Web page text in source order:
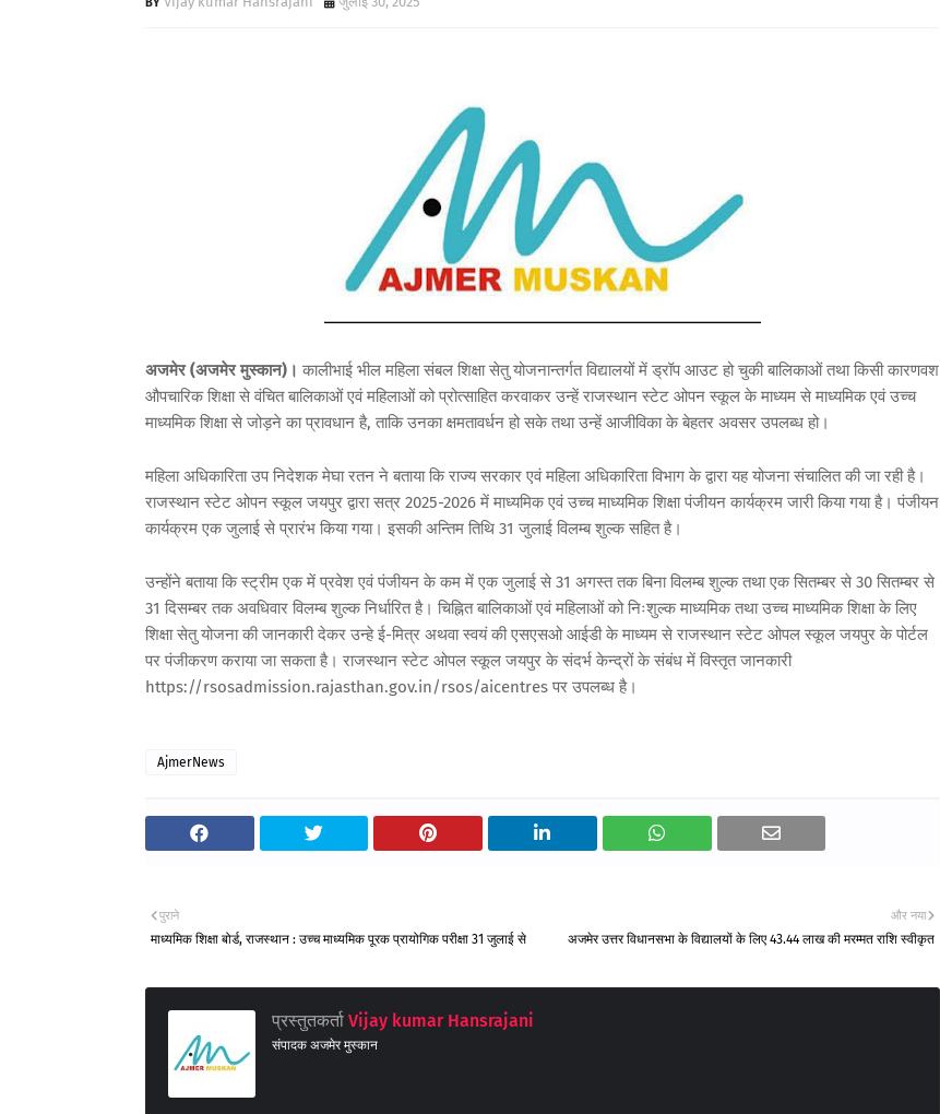
अजमेर (अजमेर मुस्कान)। कालीभाई भील महिला संबल शिक्षा सेतु योजनान्तर्गत विद्यालयों में ड्रॉप आउट हो चुकी बालिकाओं तथा किसी कारणवश
औपचारिक शिक्षा से वंचित बालिकाओं एवं महिलाओं को प्रोत्साहित करवाकर उन्हें राजस्थान स्टेट ओपन स्कूल के माध्यम से माध्यमिक एवं उच्च
माध्यमिक शिक्षा से जोड़ने का प्रावधान है, ताकि उनका क्षमतावर्धन हो सके तथा उन्हें आजीविका के बेहतर अवसर उपलब्ध हो।
महिला अधिकारिता उप निदेशक मेघा रतन ने बताया कि राज्य सरकार एवं महिला अधिकारिता विभाग के द्वारा यह योजना संचालित की जा रही है।
राजस्थान स्टेट ओपन स्कूल जयपुर द्वारा सत्र 2025-2026 में माध्यमिक एवं उच्च माध्यमिक शिक्षा पंजीयन कार्यक्रम जारी किया गया है। पंजीयन
कार्यक्रम एक जुलाई से प्रारंभ किया गया। इसकी अन्तिम तिथि 31 जुलाई विलम्ब शुल्क सहित है।
उन्होंने बताया कि स्ट्रीम एक में प्रवेश एवं पंजीयन के कम में एक जुलाई से 31 अगस्त तक बिना विलम्ब शुल्क तथा एक सितम्बर से 30 सितम्बर से
31 दिसम्बर तक अवधिवार विलम्ब शुल्क निर्धारित है। चिह्नित बालिकाओं एवं महिलाओं को निःशुल्क माध्यमिक तथा उच्च माध्यमिक शिक्षा के लिए
शिक्षा सेतु योजना की जानकारी देकर उन्हे ई-मित्र अथवा स्वयं की एसएसओ आईडी के माध्यम से राजस्थान स्टेट ओपल स्कूल जयपुर के पोर्टल
पर पंजीकरण कराया जा सकता है। राजस्थान स्टेट ओपल स्कूल जयपुर के संदर्भ केन्द्रों के संबंध में विस्तृत जानकारी
https://rsosadmission.rajasthan.gov.in/rsos/aicentres पर उपलब्ध है।
AjmerNews
और नया
अजमेर उत्तर विधानसभा के विद्यालयों के लिए 43.44 लाख की मरम्मत राशि स्वीकृत
पुराने
माध्यमिक शिक्षा बोर्ड, राजस्थान : उच्च माध्यमिक पूरक प्रायोगिक परीक्षा 31 जुलाई से
प्रस्तुतकर्ता Vijay kumar Hansrajani
संपादक अजमेर मुस्कान